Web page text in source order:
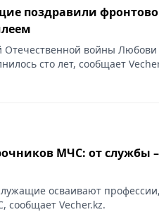
поздравили
Отечественной войны Любови
сто лет, сообщает
МЧС: от службы
осваивают профессии,
сообщает Vecher.kz.